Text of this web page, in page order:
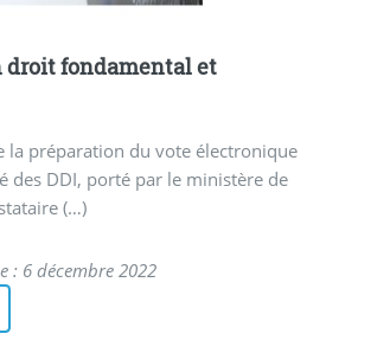
droit fondamental et
la préparation du vote électronique
des DDI, porté par le ministère de
(…)
: 6 décembre 2022